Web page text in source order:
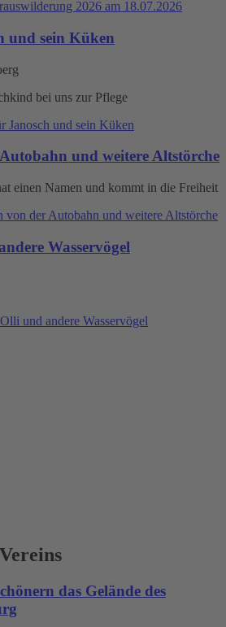
2026 am 18.07.2026
und sein Küken
bei uns zur Pflege
Janosch und sein Küken
und weitere Altstörche
einen Namen und kommt in die Freiheit
von der Autobahn und weitere Altstörche
Wasservögel
und andere Wasservögel
das Gelände des